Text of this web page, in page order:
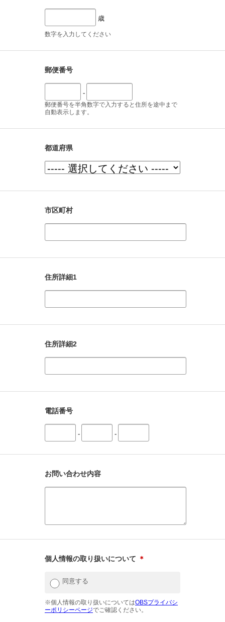
歳
数字を入力してください
郵便番号
-
郵便番号を半角数字で入力すると住所を途中まで
自動表示します。
都道府県
市区町村
住所詳細1
住所詳細2
電話番号
- -
お問い合わせ内容
個人情報の取り扱いについて ＊
同意する
※個人情報の取り扱いについてはOBSプライバシ
ーポリシーページでご確認ください。